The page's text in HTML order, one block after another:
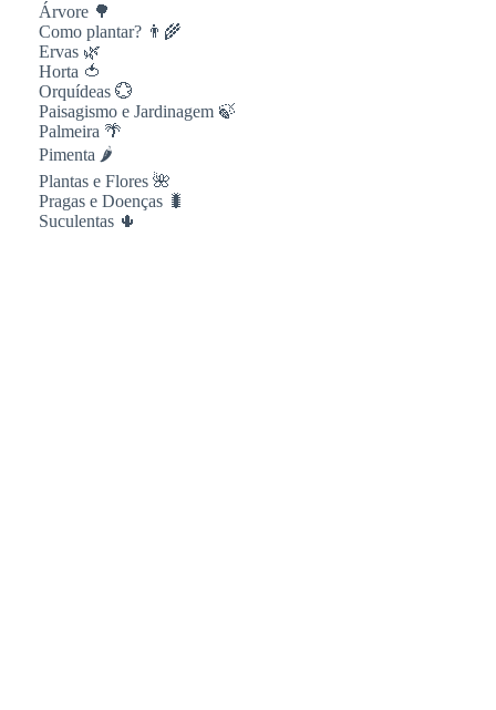
Árvore 🌳
Como plantar? 👨‍🌾
Ervas 🌿
Horta 🍅
Orquídeas 💮
Paisagismo e Jardinagem 🍃
Palmeira 🌴
Pimenta 🌶
Plantas e Flores 🌺
Pragas e Doenças 🐛
Suculentas 🌵